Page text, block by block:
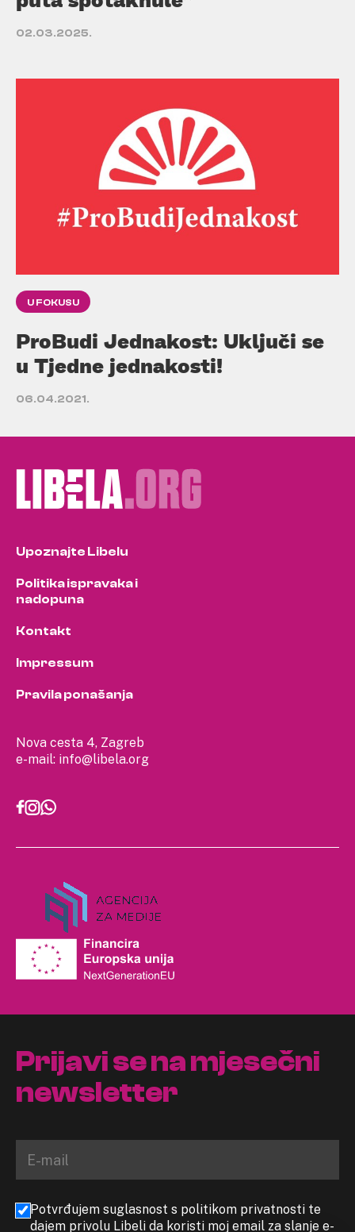
02.03.2025.
U FOKUSU
ProBudi Jednakost: Uključi se
u Tjedne jednakosti!
06.04.2021.
Nova cesta 4, Zagreb
e-mail: info@libela.org
Upoznajte Libelu
Politika ispravaka i
nadopuna
Kontakt
Impressum
Pravila ponašanja
Prijavi se na mjesečni
newsletter
Potvrđujem suglasnost s politikom privatnosti te
dajem privolu Libeli da koristi moj email za slanje e-